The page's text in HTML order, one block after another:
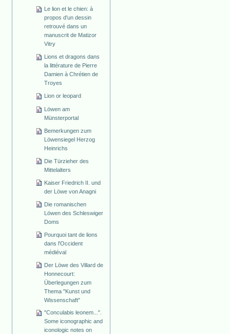
Le lion et le chien: à
propos d'un dessin
retrouvé dans un
manuscrit de Matizor
Vitry
Lions et dragons dans
la littérature de Pierre
Damien à Chrétien de
Troyes
Lion or leopard
Löwen am
Münsterportal
Bemerkungen zum
Löwensiegel Herzog
Heinrichs
Die Türzieher des
Mittelalters
Kaiser Friedrich II. und
der Löwe von Anagni
Die romanischen
Löwen des Schleswiger
Doms
Pourquoi tant de lions
dans l'Occident
médiéval
Der Löwe des Villard de
Honnecourt:
Überlegungen zum
Thema "Kunst und
Wissenschaft"
"Conculabis leonem...".
Some iconographic and
iconologic notes on